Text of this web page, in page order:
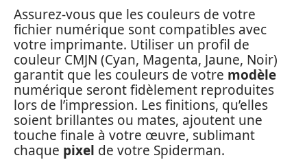
Assurez-vous que les couleurs de votre
fichier numérique sont compatibles avec
votre imprimante. Utiliser un profil de
couleur CMJN (Cyan, Magenta, Jaune, Noir)
garantit que les couleurs de votre modèle
numérique seront fidèlement reproduites
lors de l’impression. Les finitions, qu’elles
soient brillantes ou mates, ajoutent une
touche finale à votre œuvre, sublimant
chaque pixel de votre Spiderman.